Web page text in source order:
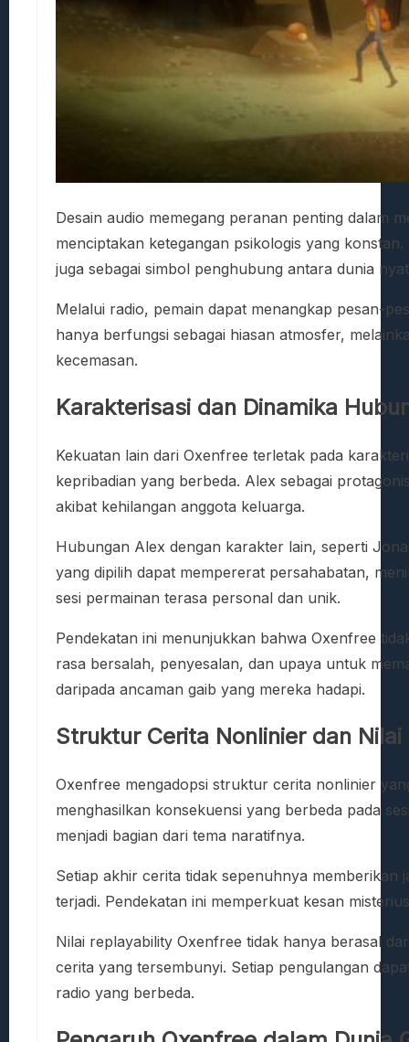
Desain audio memegang peranan penting dalam
menciptakan ketegangan psikologis yang
juga sebagai simbol penghubung antara dunia
Melalui radio, pemain dapat menangkap pesan-
hanya berfungsi sebagai hiasan atmosfer,
kecemasan.
Karakterisasi dan Dinamika
Kekuatan lain dari Oxenfree terletak pada
kepribadian yang berbeda. Alex sebagai
akibat kehilangan anggota keluarga.
Hubungan Alex dengan karakter lain, seperti
yang dipilih dapat mempererat persahabatan,
sesi permainan terasa personal dan unik.
Pendekatan ini menunjukkan bahwa Oxenfree
rasa bersalah, penyesalan, dan upaya untuk
daripada ancaman gaib yang mereka hadapi.
Struktur Cerita Nonlinier dan
Oxenfree mengadopsi struktur cerita nonlinier
menghasilkan konsekuensi yang berbeda pada
menjadi bagian dari tema naratifnya.
Setiap akhir cerita tidak sepenuhnya memberikan
terjadi. Pendekatan ini memperkuat kesan
Nilai replayability Oxenfree tidak hanya berasal
cerita yang tersembunyi. Setiap pengulangan
radio yang berbeda.